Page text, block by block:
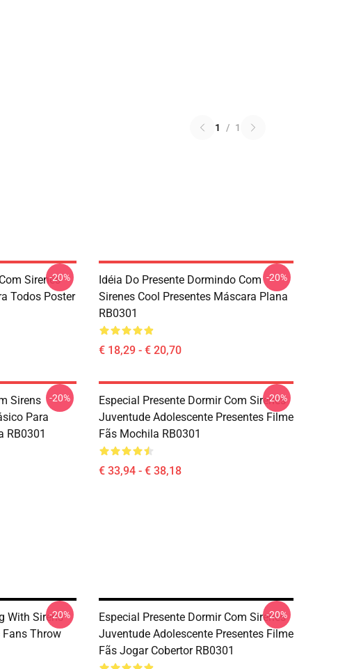
1 / 1
Sirenes
Todos Poster
-20%
Idéia Do Presente Dormindo Com
Sirenes Cool Presentes Máscara Plana
RB0301
€ 18,29 - € 20,70
-20%
Sirens
Para
RB0301
-20%
Especial Presente Dormir Com Sirenes
Juventude Adolescente Presentes Filme
Fãs Mochila RB0301
€ 33,94 - € 38,18
-20%
With Sirens
Throw
-20%
Especial Presente Dormir Com Sirenes
Juventude Adolescente Presentes Filme
Fãs Jogar Cobertor RB0301
-20%